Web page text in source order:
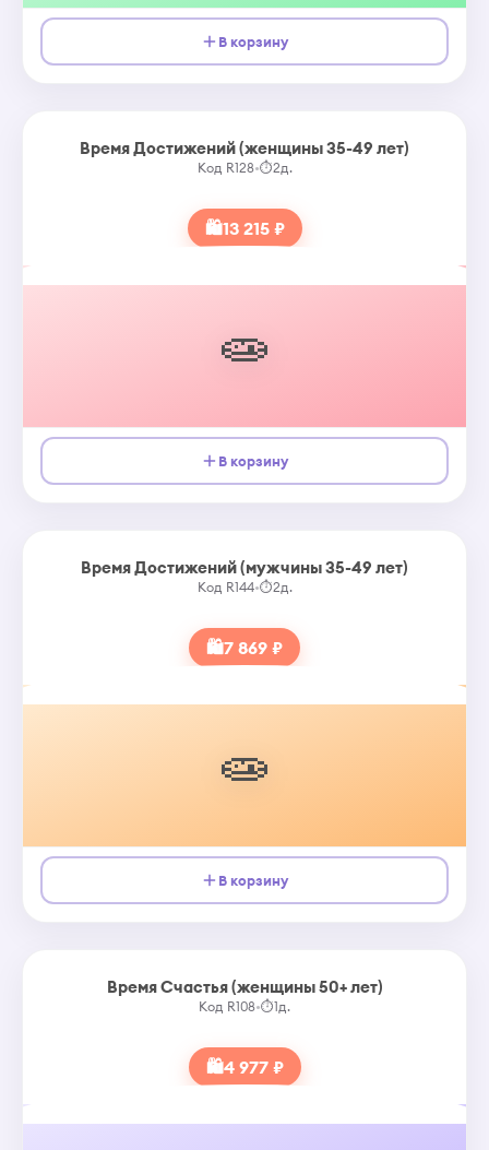
В корзину
Время Достижений (женщины 35-49 лет)
Код R128•⏱2д.
🛍13 215 ₽
🧫
В корзину
Время Достижений (мужчины 35-49 лет)
Код R144•⏱2д.
🛍7 869 ₽
🧫
В корзину
Время Счастья (женщины 50+ лет)
Код R108•⏱1д.
🛍4 977 ₽